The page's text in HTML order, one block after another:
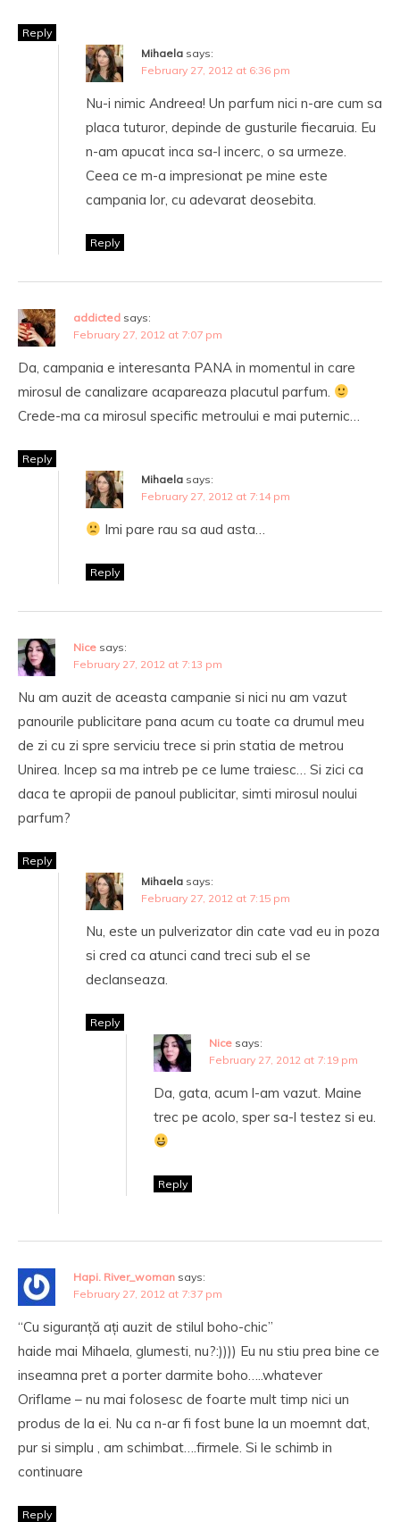
Reply
Mihaela says:
February 27, 2012 at 6:36 pm
Nu-i nimic Andreea! Un parfum nici n-are cum sa
placa tuturor, depinde de gusturile fiecaruia. Eu
n-am apucat inca sa-l incerc, o sa urmeze.
Ceea ce m-a impresionat pe mine este
campania lor, cu adevarat deosebita.
Reply
addicted says:
February 27, 2012 at 7:07 pm
Da, campania e interesanta PANA in momentul in care
mirosul de canalizare acapareaza placutul parfum.
Crede-ma ca mirosul specific metroului e mai puternic…
Reply
Mihaela says:
February 27, 2012 at 7:14 pm
Imi pare rau sa aud asta…
Reply
Nice says:
February 27, 2012 at 7:13 pm
Nu am auzit de aceasta campanie si nici nu am vazut
panourile publicitare pana acum cu toate ca drumul meu
de zi cu zi spre serviciu trece si prin statia de metrou
Unirea. Incep sa ma intreb pe ce lume traiesc… Si zici ca
daca te apropii de panoul publicitar, simti mirosul noului
parfum?
Reply
Mihaela says:
February 27, 2012 at 7:15 pm
Nu, este un pulverizator din cate vad eu in poza
si cred ca atunci cand treci sub el se
declanseaza.
Reply
Nice says:
February 27, 2012 at 7:19 pm
Da, gata, acum l-am vazut. Maine
trec pe acolo, sper sa-l testez si eu.
Reply
Hapi. River_woman says:
February 27, 2012 at 7:37 pm
“Cu siguranță ați auzit de stilul boho-chic”
haide mai Mihaela, glumesti, nu?:)))) Eu nu stiu prea bine ce
inseamna pret a porter darmite boho…..whatever
Oriflame – nu mai folosesc de foarte mult timp nici un
produs de la ei. Nu ca n-ar fi fost bune la un moemnt dat,
pur si simplu , am schimbat….firmele. Si le schimb in
continuare
Reply